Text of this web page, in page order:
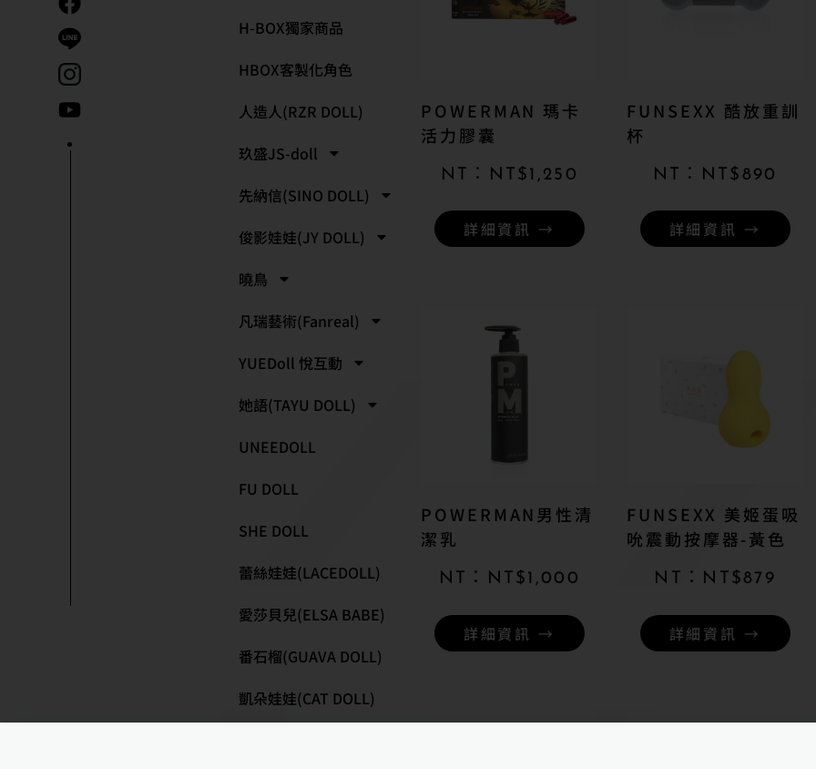
H-BOX獨家商品
HBOX客製化角色
人造人(RZR DOLL)
玖盛JS-doll
先納信(SINO DOLL)
俊影娃娃(JY DOLL)
曉鳥
凡瑞藝術(Fanreal)
YUEDoll 悅互動
她語(TAYU DOLL)
UNEEDOLL
FU DOLL
SHE DOLL
蕾絲娃娃(LACEDOLL)
愛莎貝兒(ELSA BABE)
番石榴(GUAVA DOLL)
凱朵娃娃(CAT DOLL)
POWERMAN 瑪卡
活力膠囊
NT$ 1,250
詳細資訊 →
FUNSEXX 酷放重訓
杯
NT$ 890
詳細資訊 →
POWERMAN男性清
潔乳
NT$ 1,000
詳細資訊 →
FUNSEXX 美姬蛋吸
吮震動按摩器-黃色
NT$ 879
詳細資訊 →